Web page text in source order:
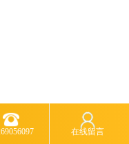
送器底部M6螺钉与安装孔
在线留言